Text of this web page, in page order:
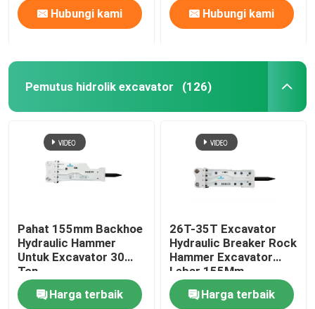
Produk
Tampilan VR
Hubungi kami Hubungi kami
Pemutus hidrolik excavator (126)
Pahat 155mm Backhoe
Hydraulic Hammer
Untuk Excavator 30
Ton
Harga terbaik
26T-35T Excavator
Hydraulic Breaker Rock
Hammer Excavator
Lebar 155Mm
Harga terbaik